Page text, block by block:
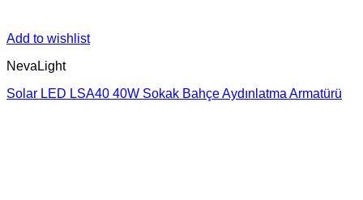
Add to wishlist
NevaLight
Solar LED LSA40 40W Sokak Bahçe Aydınlatma Armatürü